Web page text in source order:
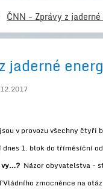
ČNN - Zprávy z
jaderné
v provozu všechny čtyři
dnes 1. blok do tříměsíční
vy…? Názor obyvatelstva -
Vládního zmocněnce na